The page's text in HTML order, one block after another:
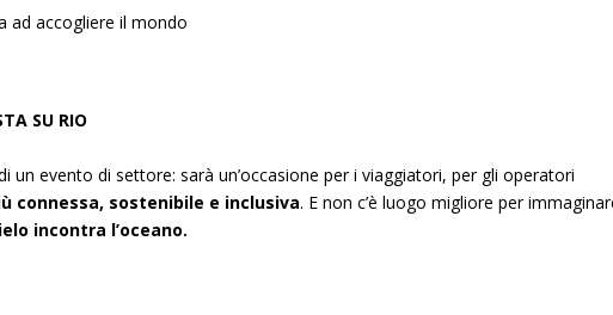
ad accogliere il mondo
SU RIO
un evento di settore: sarà un’occasione per i viaggiatori, per gli operatori
connessa, sostenibile e inclusiva. E non c’è luogo migliore per
incontra l’oceano.